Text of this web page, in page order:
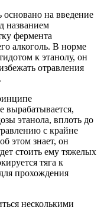
основано на введение
названием
фермента
алкоголь. В норме
к этанолу, он
отравления
вырабатывается,
этанола, вплоть до
с крайне
этом знает, он
стоить ему тяжелых
тяга к
прохождения
несколькими